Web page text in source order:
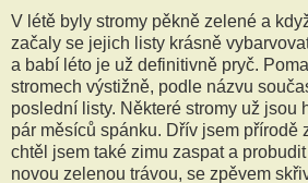
V létě byly stromy pěkně zelené a
začaly se jejich listy krásně
a babí léto je už definitivně pryč.
stromech výstižně, podle názvu
poslední listy. Některé stromy už jsou
pár měsíců spánku. Dřív jsem přírodě
chtěl jsem také zimu zaspat a
novou zelenou trávou, se zpěvem